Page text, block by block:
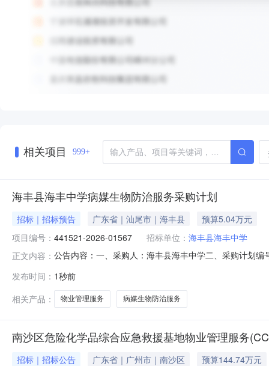
相关项目 999+
海丰县海丰中学病媒生物防治服务采购计划
招标｜招标预告 广东省｜汕尾市｜海丰县
预算5.04万元
项目编号： 441521-2026-01567 招标单位： 海丰县海丰中学
正文内容： 公告内容：一、采购人：海丰县海丰中学二、采购计划
0911:55:35
发布时间： 1秒前
相关产品：
物业管理服务 病媒生物防治服务
南沙区危险化学品综合应急救援基地物业管理服务
招标｜招标公告 广东省｜广州市｜南沙区
预算144.74万元